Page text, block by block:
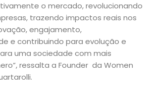
o mercado, revolucionando
trazendo impactos reais nos
engajamento,
e contribuindo para evolução e
uma sociedade com mais
ressalta a Founder da Women